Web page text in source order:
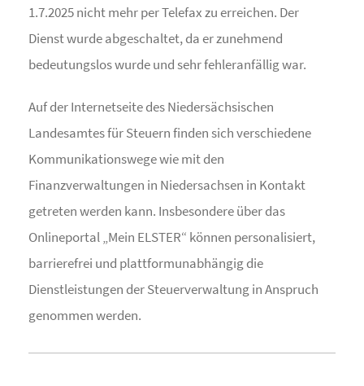
1.7.2025 nicht mehr per Telefax zu erreichen. Der
Dienst wurde abgeschaltet, da er zunehmend
bedeutungslos wurde und sehr fehleranfällig war.
Auf der Internetseite des Niedersächsischen
Landesamtes für Steuern finden sich verschiedene
Kommunikationswege wie mit den
Finanzverwaltungen in Niedersachsen in Kontakt
getreten werden kann. Insbesondere über das
Onlineportal „Mein ELSTER“ können personalisiert,
barrierefrei und plattformunabhängig die
Dienstleistungen der Steuerverwaltung in Anspruch
genommen werden.